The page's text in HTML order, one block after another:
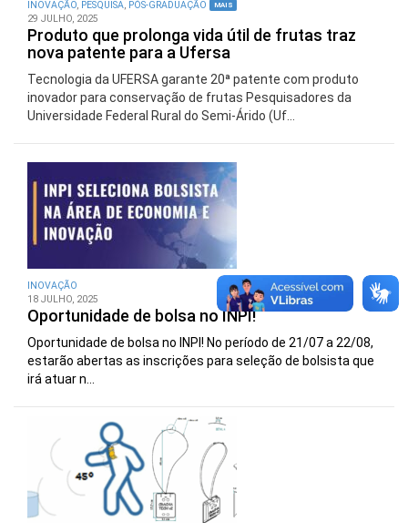
INOVAÇÃO, PESQUISA, PÓS-GRADUAÇÃO MAIS
29 JULHO, 2025
Produto que prolonga vida útil de frutas traz
nova patente para a Ufersa
Tecnologia da UFERSA garante 20ª patente com produto
inovador para conservação de frutas Pesquisadores da
Universidade Federal Rural do Semi-Árido (Uf...
INOVAÇÃO
18 JULHO, 2025
Oportunidade de bolsa no INPI!
Oportunidade de bolsa no INPI! No período de 21/07 a 22/08,
estarão abertas as inscrições para seleção de bolsista que
irá atuar n...